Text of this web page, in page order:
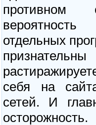
противном
отдельных
себя на
сетей. И